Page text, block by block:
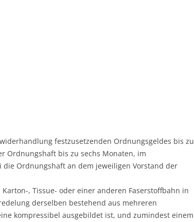
festzusetzenden Ordnungsgeldes bis zu
Ordnungshaft bis zu sechs Monaten, im
Ordnungshaft an dem jeweiligen Vorstand der
, Tissue- oder einer anderen Faserstoffbahn in
derselben bestehend aus mehreren
kompressibel ausgebildet ist, und zumindest einem